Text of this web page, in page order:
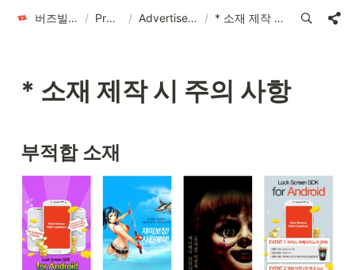
버즈빌 위키피디아 / Products / Advertise | 버즈애드 / * 소재 제작 시 주의 사항
* 소재 제작 시 주의 사항
부적합 소재